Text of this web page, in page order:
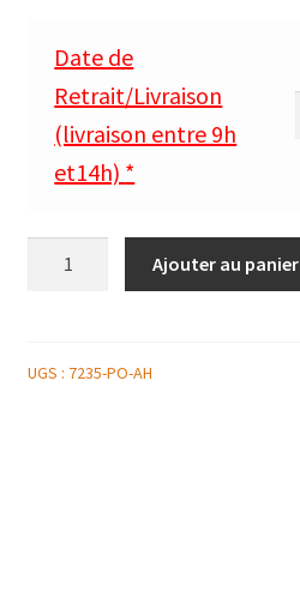
Date de
Retrait/Livraison
(livraison entre 9h
et14h) *
ST
Ajouter au panier
UGS : 7235-PO-AH